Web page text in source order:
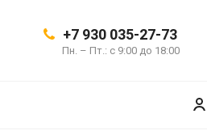
+7 930 035-27-73
Пн. – Пт.: с 9:00 до 18:00